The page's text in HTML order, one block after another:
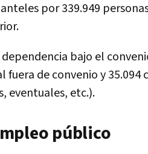
por 339.949
bajo el
de convenio y 35.094
eventuales, etc.).
público